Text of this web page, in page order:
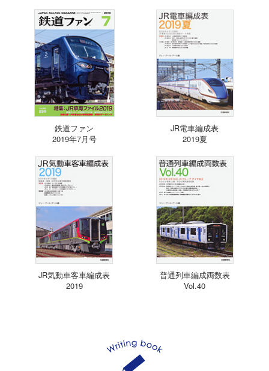
鉄道ファン
2019年7月号
JR電車編成表
2019夏
JR気動車客車編成表
2019
普通列車編成両数表
Vol.40